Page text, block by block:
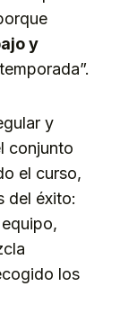
y
y
conjunto
el curso,
del éxito:
los